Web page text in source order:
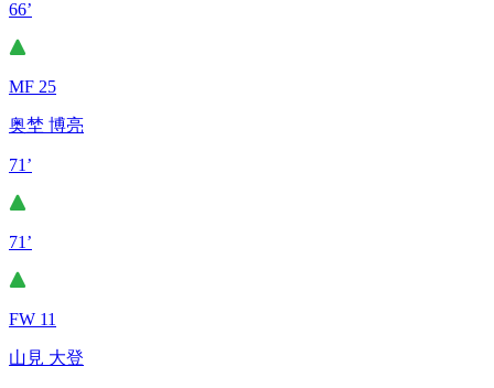
66’
MF 25
奥埜 博亮
71’
71’
FW 11
山見 大登